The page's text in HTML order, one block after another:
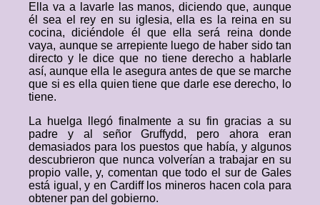
Ella va a lavarle las manos, diciendo que, aunque
él sea el rey en su iglesia, ella es la reina en su
cocina, diciéndole él que ella será reina donde
vaya, aunque se arrepiente luego de haber sido tan
directo y le dice que no tiene derecho a hablarle
así, aunque ella le asegura antes de que se marche
que si es ella quien tiene que darle ese derecho, lo
tiene.
La huelga llegó finalmente a su fin gracias a su
padre y al señor Gruffydd, pero ahora eran
demasiados para los puestos que había, y algunos
descubrieron que nunca volverían a trabajar en su
propio valle, y, comentan que todo el sur de Gales
está igual, y en Cardiff los mineros hacen cola para
obtener pan del gobierno.